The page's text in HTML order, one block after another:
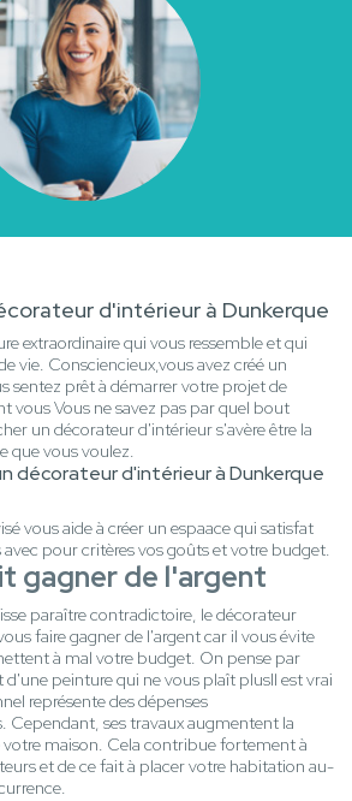
d'intérieur à Dunkerque
extraordinaire qui vous ressemble et qui
vie. Consciencieux,vous avez créé un
sentez prêt à démarrer votre projet de
vous Vous ne savez pas par quel bout
un décorateur d'intérieur s'avère être la
que vous voulez.
décorateur d'intérieur à Dunkerque
vous aide à créer un espaace qui satisfat
pour critères vos goûts et votre budget.
gagner de l'argent
paraître contradictoire, le décorateur
faire gagner de l'argent car il vous évite
à mal votre budget. On pense par
d'une peinture qui ne vous plaît plusIl est vrai
représente des dépenses
Cependant, ses travaux augmentent la
votre maison. Cela contribue fortement à
et de ce fait à placer votre habitation au-